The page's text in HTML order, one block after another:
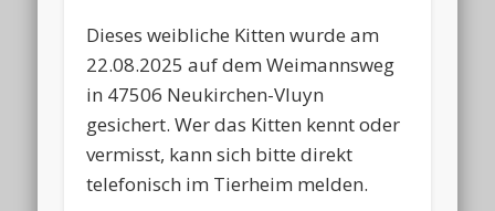
Dieses weibliche Kitten wurde am
22.08.2025 auf dem Weimannsweg
in 47506 Neukirchen-Vluyn
gesichert. Wer das Kitten kennt oder
vermisst, kann sich bitte direkt
telefonisch im Tierheim melden.